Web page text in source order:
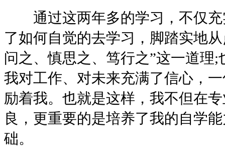
通过这两年多的学习，不仅充
了如何自觉的去学习，脚踏实地
问之、慎思之、笃行之”这一道理
我对工作、对未来充满了信心，
励着我。也就是这样，我不但在
良，更重要的是培养了我的自学
础。